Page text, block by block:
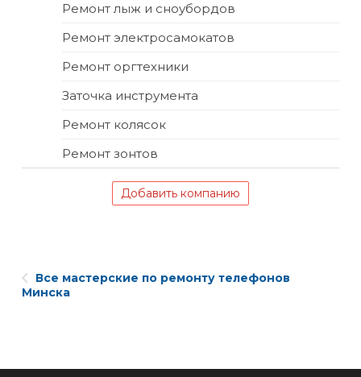
Ремонт лыж и сноубордов
Ремонт электросамокатов
Ремонт оргтехники
Заточка инструмента
Ремонт колясок
Ремонт зонтов
Добавить компанию
Все мастерские по ремонту телефонов
Минска